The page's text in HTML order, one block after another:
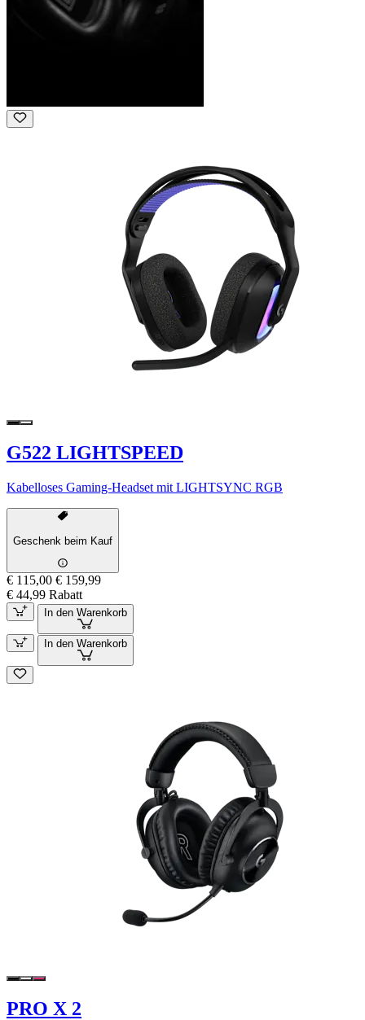
G522 LIGHTSPEED
Kabelloses Gaming-Headset mit LIGHTSYNC RGB
Geschenk beim Kauf
€ 115,00 € 159,99
€ 44,99 Rabatt
In den Warenkorb
In den Warenkorb
PRO X 2